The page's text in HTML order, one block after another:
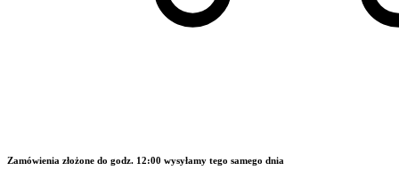
Zamówienia złożone do godz. 12:00 wysyłamy tego samego dnia